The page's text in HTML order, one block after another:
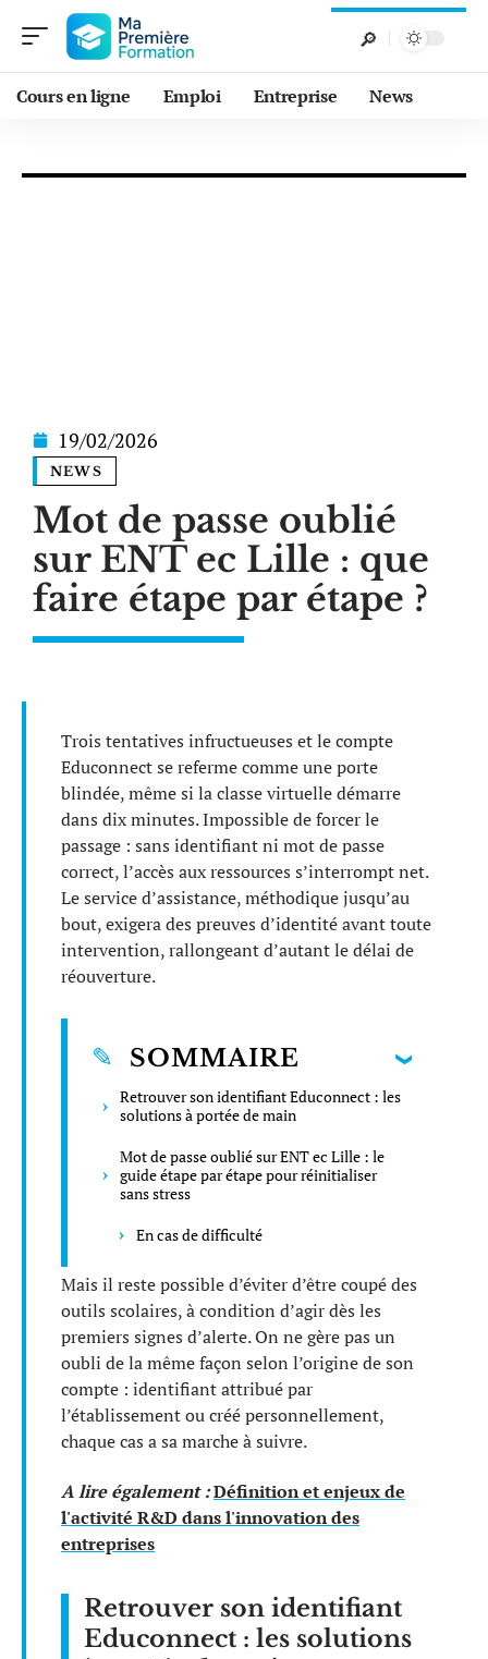
Cours en ligne Emploi Entreprise News
19/02/2026
NEWS
Mot de passe oublié
sur ENT ec Lille : que
faire étape par étape ?
Trois tentatives infructueuses et le compte
Educonnect se referme comme une porte
blindée, même si la classe virtuelle démarre
dans dix minutes. Impossible de forcer le
passage : sans identifiant ni mot de passe
correct, l’accès aux ressources s’interrompt net.
Le service d’assistance, méthodique jusqu’au
bout, exigera des preuves d’identité avant toute
intervention, rallongeant d’autant le délai de
réouverture.
SOMMAIRE
Retrouver son identifiant Educonnect : les
solutions à portée de main
Mot de passe oublié sur ENT ec Lille : le
guide étape par étape pour réinitialiser
sans stress
En cas de difficulté
Mais il reste possible d’éviter d’être coupé des
outils scolaires, à condition d’agir dès les
premiers signes d’alerte. On ne gère pas un
oubli de la même façon selon l’origine de son
compte : identifiant attribué par
l’établissement ou créé personnellement,
chaque cas a sa marche à suivre.
A lire également :Définition et enjeux de
l'activité R&D dans l'innovation des
entreprises
Retrouver son identifiant
Educonnect : les solutions